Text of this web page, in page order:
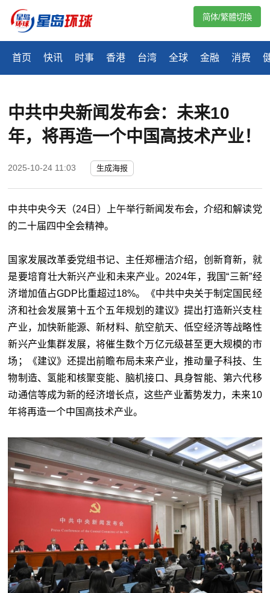
首页 快讯 时事 香港 台湾 全球 金融 消费
简体/繁體切換
中共中央新闻发布会：未来10
年，将再造一个中国高技术产业！
2025-10-24 11:03 生成海报
中共中央今天（24日）上午举行新闻发布会，介绍和解读党
的二十届四中全会精神。
国家发展改革委党组书记、主任郑栅洁介绍，创新育新，就
是要培育壮大新兴产业和未来产业。2024年，我国“三新”经
济增加值占GDP比重超过18%。《中共中央关于制定国民经
济和社会发展第十五个五年规划的建议》提出打造新兴支柱
产业，加快新能源、新材料、航空航天、低空经济等战略性
新兴产业集群发展，将催生数个万亿元级甚至更大规模的市
场；《建议》还提出前瞻布局未来产业，推动量子科技、生
物制造、氢能和核聚变能、脑机接口、具身智能、第六代移
动通信等成为新的经济增长点，这些产业蓄势发力，未来10
年将再造一个中国高技术产业。